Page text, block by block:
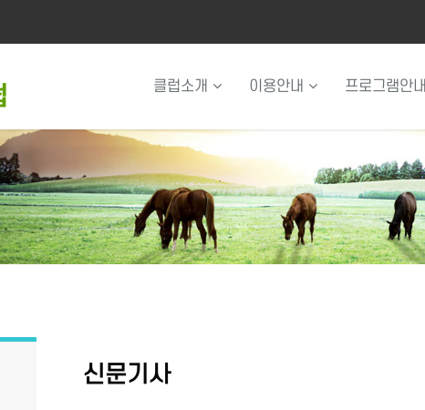
클럽소개 이용안내 프로그램안내
신문기사